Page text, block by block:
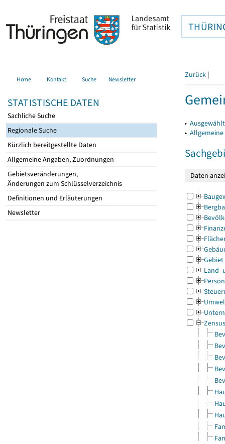
Home Kontakt Suche Newsletter
STATISTISCHE DATEN
Sachliche Suche
Regionale Suche
Kürzlich bereitgestellte Daten
Allgemeine Angaben, Zuordnungen
Gebietsveränderungen,
Änderungen zum Schlüsselverzeichnis
Definitionen und Erläuterungen
Newsletter
Zurück |
▸
▸
Gebiet
Land-
Zensus